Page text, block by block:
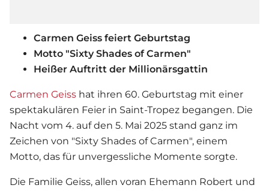
Carmen Geiss feiert Geburtstag
Motto "Sixty Shades of Carmen"
Heißer Auftritt der Millionärsgattin
Carmen Geiss hat ihren 60. Geburtstag mit einer
spektakulären Feier in Saint-Tropez begangen. Die
Nacht vom 4. auf den 5. Mai 2025 stand ganz im
Zeichen von "Sixty Shades of Carmen", einem
Motto, das für unvergessliche Momente sorgte.
Die Familie Geiss, allen voran Ehemann Robert und